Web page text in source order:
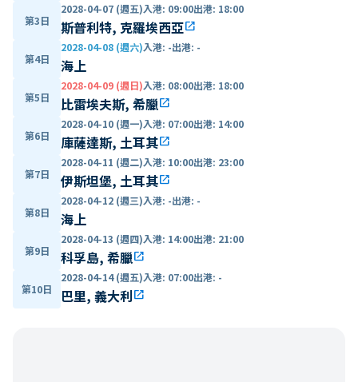
第3日
2028-04-07 (週五)入港: 09:00出港: 18:00
斯普利特, 克羅埃西亞open_in_new
第4日
2028-04-08 (週六)入港: -出港: -
海上
第5日
2028-04-09 (週日)入港: 08:00出港: 18:00
比雷埃夫斯, 希臘open_in_new
第6日
2028-04-10 (週一)入港: 07:00出港: 14:00
庫薩達斯, 土耳其open_in_new
第7日
2028-04-11 (週二)入港: 10:00出港: 23:00
伊斯坦堡, 土耳其open_in_new
第8日
2028-04-12 (週三)入港: -出港: -
海上
第9日
2028-04-13 (週四)入港: 14:00出港: 21:00
科孚島, 希臘open_in_new
第10日
2028-04-14 (週五)入港: 07:00出港: -
巴里, 義大利open_in_new